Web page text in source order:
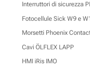
Interruttori di sicurezza
Fotocellule Sick W9 e
Morsetti Phoenix
Cavi ÖLFLEX LAPP
HMI iRis IMO